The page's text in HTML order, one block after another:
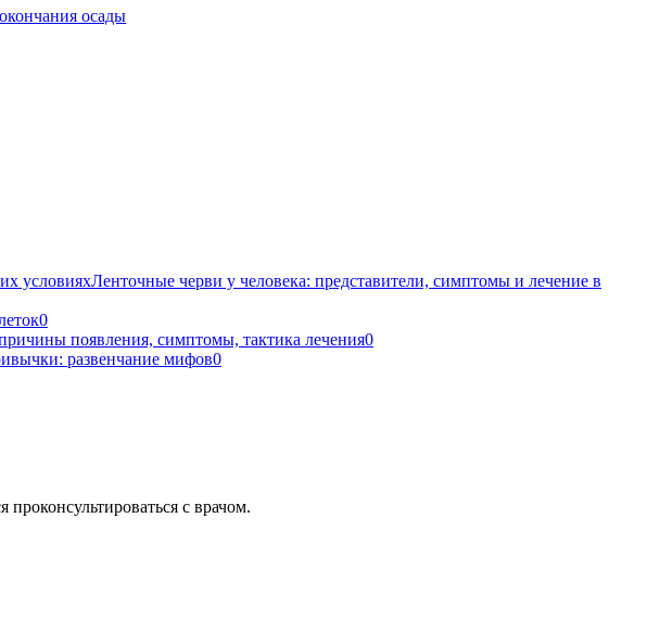
осады
Ленточные черви у человека: представители, симптомы и лечение в
0
появления, симптомы, тактика лечения0
развенчание мифов0
с врачом.